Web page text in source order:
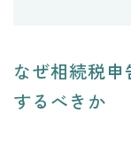
なぜ相続税
するべきか